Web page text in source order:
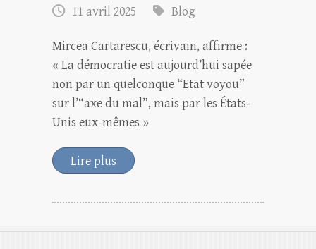
11 avril 2025
Blog
Mircea Cartarescu, écrivain, affirme :
« La démocratie est aujourd’hui sapée
non par un quelconque “Etat voyou”
sur l’“axe du mal”, mais par les États-
Unis eux-mêmes »
Lire plus